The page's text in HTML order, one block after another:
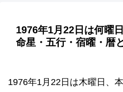
1976年1月22日は何曜
命星・五行・宿曜・暦
1976年1月22日は木曜日、